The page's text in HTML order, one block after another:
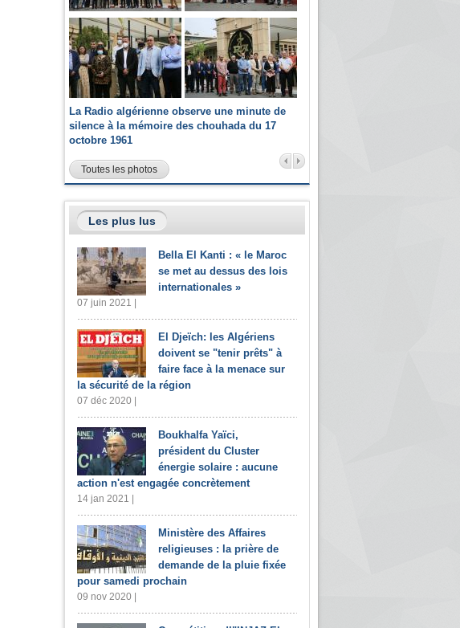
La Radio algérienne observe une minute de
silence à la mémoire des chouhada du 17
octobre 1961
Toutes les photos
Les plus lus
Bella El Kanti : « le Maroc
se met au dessus des lois
internationales »
07 juin 2021 |
El Djeïch: les Algériens
doivent se "tenir prêts" à
faire face à la menace sur
la sécurité de la région
07 déc 2020 |
Boukhalfa Yaïci,
président du Cluster
énergie solaire : aucune
action n'est engagée concrètement
14 jan 2021 |
Ministère des Affaires
religieuses : la prière de
demande de la pluie fixée
pour samedi prochain
09 nov 2020 |